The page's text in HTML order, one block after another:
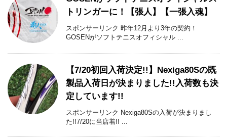
トリンガーに！【張人】【一張入魂】
スポンサーリンク 昨年12月より3年の契約！
GOSENがソフトテニスオフィシャル ...
【7/20初回入荷決定!!】Nexiga80Sの既
製品入荷日が決まりました!!入荷数も決
定しています!!
スポンサーリンク Nexiga80Sの入荷が決まりまし
た!!7/20に当店着!! ...